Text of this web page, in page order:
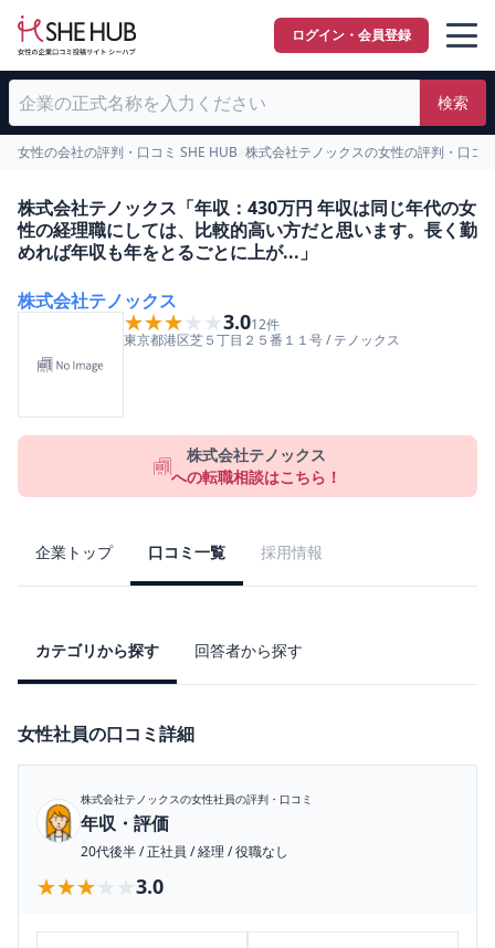
ログイン・会員登録
検索
女性の会社の評判・口コミ SHE HUB 株式会社テノックスの女性の評判・口コ
株式会社テノックス「年収：430万円 年収は同じ年代の女
性の経理職にしては、比較的高い方だと思います。長く勤
めれば年収も年をとるごとに上が...」
株式会社テノックス
★★★★★
★★★★★3.012件
東京都港区芝５丁目２５番１１号/テノックス
株式会社テノックス
への転職相談はこちら！
企業トップ 口コミ一覧 採用情報
カテゴリから探す 回答者から探す
女性社員の口コミ詳細
株式会社テノックスの女性社員の評判・口コミ
年収・評価
20代後半/正社員 /経理 /役職なし
★★★★★
★★★★★ 3.0